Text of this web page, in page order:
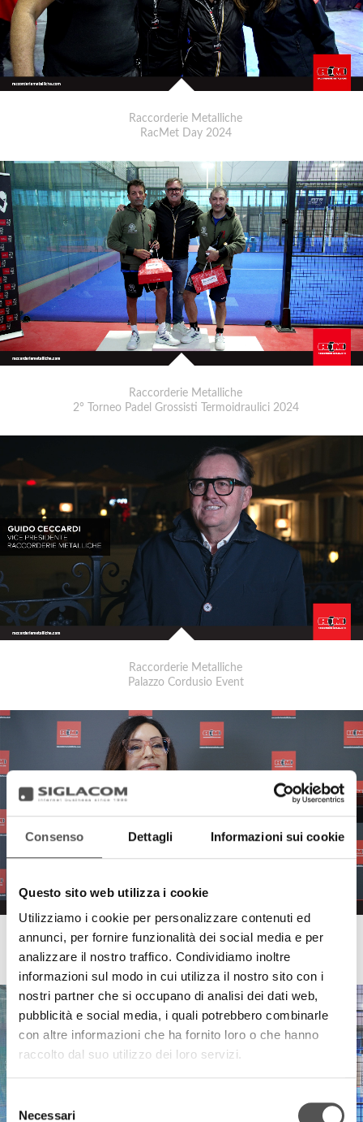
Consenso Dettagli Informazioni sui cookie
Questo sito web utilizza i cookie
Utilizziamo i cookie per personalizzare contenuti ed
annunci, per fornire funzionalità dei social media e per
analizzare il nostro traffico. Condividiamo inoltre
informazioni sul modo in cui utilizza il nostro sito con i
nostri partner che si occupano di analisi dei dati web,
pubblicità e social media, i quali potrebbero combinarle
con altre informazioni che ha fornito loro o che hanno
raccolto dal suo utilizzo dei loro servizi.
Selezione
delNecessari
Raccorderie Metalliche
RacMet Day 2024
Raccorderie Metalliche
2° Torneo Padel Grossisti Termoidraulici 2024
Raccorderie Metalliche
Palazzo Cordusio Event
Raccorderie Metalliche
RacMet Ladies 2024